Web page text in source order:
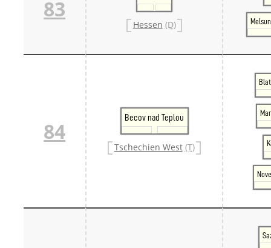
83
Hessen (D)
84
Becov nad Teplou
Tschechien West (T)